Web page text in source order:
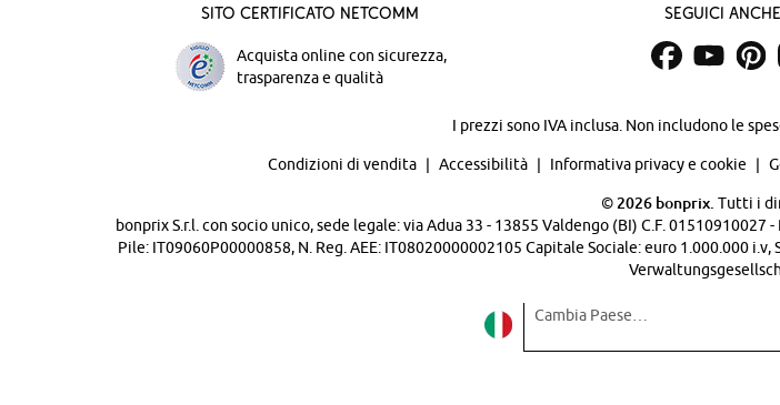
Sito certificato Netcomm
Acquista online con sicurezza,
trasparenza e qualità
Seguici
I prezzi sono IVA inclusa. Non includono le
Condizioni di vendita Accessibilità Informativa privacy e cookie
© 2026 bonprix. Tutti i
bonprix S.r.l. con socio unico, sede legale: via Adua 33 - 13855 Valdengo (BI) C.F. 01510910027
Pile: IT09060P00000858, N. Reg. AEE: IT08020000002105 Capitale Sociale: euro
Cambia Paese…